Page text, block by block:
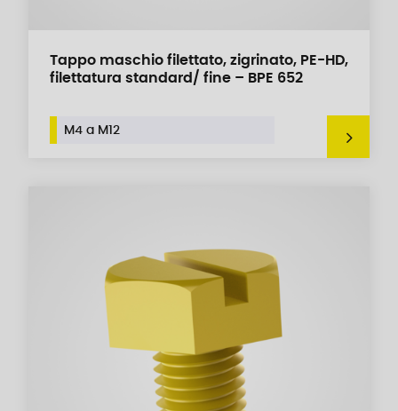
Tappo maschio filettato, zigrinato, PE-HD,
filettatura standard/ fine – BPE 652
M4 a M12